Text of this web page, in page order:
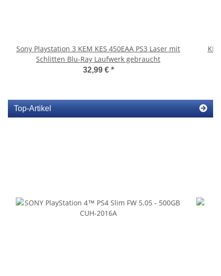
Sony Playstation 3 KEM KES 450EAA PS3 Laser mit
Schlitten Blu-Ray Laufwerk gebraucht
32,99 € *
Top-Artikel